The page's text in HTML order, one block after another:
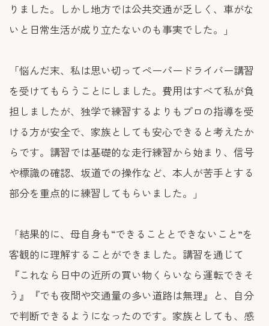
りました。しかし地方では公共交通が乏しく、車がな
いと日常生活が成り立たないのも事実でした。」
「悩んだ末、私は思い切ってペーパードライバー講習
を受けてもらうことにしました。費用はすべて私が負
担しましたが、独学で練習するよりもプロの指導を受
ける方が安全で、家族としても安心できると考えたか
らです。講習では基礎的な走行練習から始まり、信号
や標識の確認、坂道での操作など、本人が苦手とする
部分を重点的に練習してもらいました。」
「結果的に、母自身も“できることとできないこと”を
客観的に理解することができました。講習を通じて
『これなら日中の近所の買い物くらいなら運転できそ
う』『でも夜間や交通量の多い道路は無理』と、自分
で判断できるようになったのです。家族としても、感